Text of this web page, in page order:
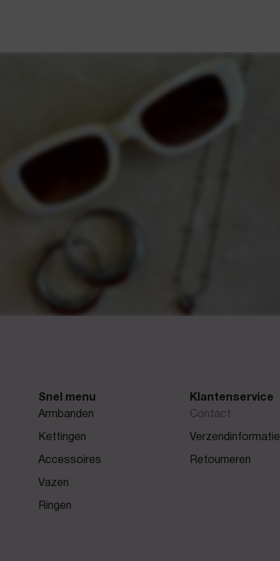
Snel menu
Armbanden
Kettingen
Accessoires
Vazen
Ringen
Klantenservice
Contact
Verzendinformatie
Retourneren